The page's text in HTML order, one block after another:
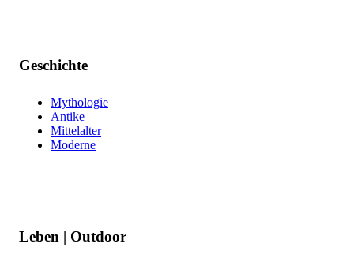
Geschichte
Mythologie
Antike
Mittelalter
Moderne
Leben | Outdoor